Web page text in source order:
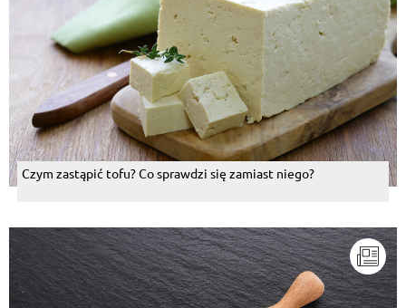
Czym zastąpić tofu? Co sprawdzi się zamiast niego?